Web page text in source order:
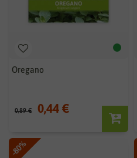
Oregano
0,89 € 0,44 €
-80%